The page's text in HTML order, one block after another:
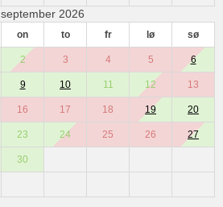
september 2026
on to fr lø sø
2 3 4 5 6
9 10 11 12 13
16 17 18 19 20
23 24 25 26 27
30